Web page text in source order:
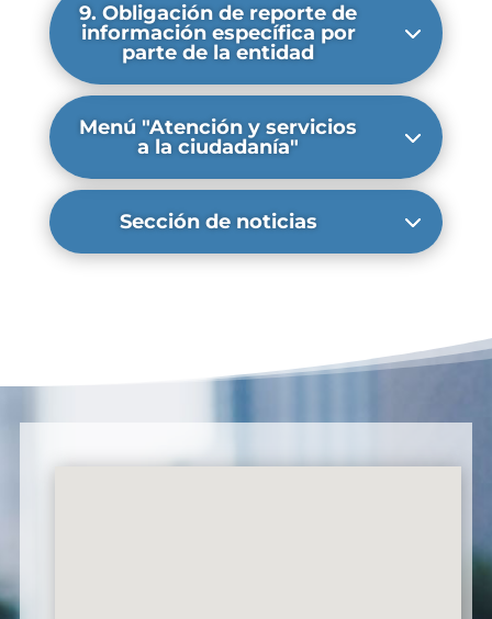
9. Obligación de reporte de
información específica por
parte de la entidad
Menú "Atención y servicios
a la ciudadanía"
Sección de noticias